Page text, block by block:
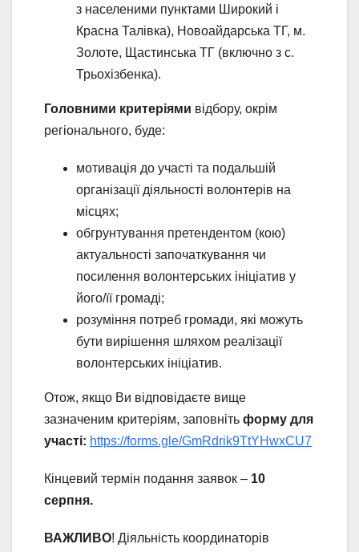
з населеними пунктами Широкий і
Красна Талівка), Новоайдарська ТГ, м.
Золоте, Щастинська ТГ (включно з с.
Трьохізбенка).
Головними критеріями відбору, окрім
регіонального, буде:
мотивація до участі та подальшій
організації діяльності волонтерів на
місцях;
обгрунтування претендентом (кою)
актуальності започаткування чи
посилення волонтерських ініціатив у
його/її громаді;
розуміння потреб громади, які можуть
бути вирішення шляхом реалізації
волонтерських ініціатив.
Отож, якщо Ви відповідаєте вище
зазначеним критеріям, заповніть форму для
участі: https://forms.gle/GmRdrik9TtYHwxCU7
Кінцевий термін подання заявок – 10
серпня.
ВАЖЛИВО! Діяльність координаторів